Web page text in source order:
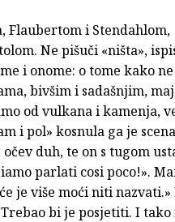
Flaubertom i Stendahlom,
Ne pišuči «ništa»,
i onome: o tome kako
bivšim i sadašnjim,
od vulkana i kamenja,
i pol» kosnula ga je
duh, te on s tugom
parlati cosi poco!».
je više moći niti nazvati.»
bi je posjetiti. I